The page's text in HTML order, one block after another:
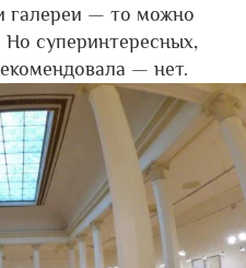
галереи — то можно
суперинтересных,
— нет.